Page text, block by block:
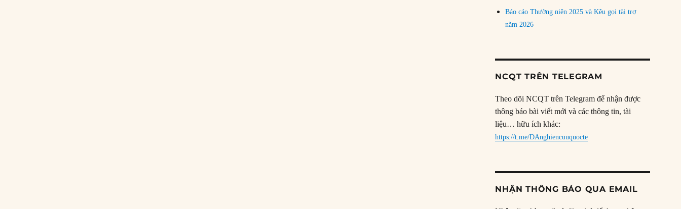
Báo cáo Thường niên 2025 và Kêu gọi tài trợ
năm 2026
NCQT TRÊN TELEGRAM
Theo dõi NCQT trên Telegram để nhận được
thông báo bài viết mới và các thông tin, tài
liệu… hữu ích khác:
https://t.me/DAnghiencuuquocte
NHẬN THÔNG BÁO QUA EMAIL